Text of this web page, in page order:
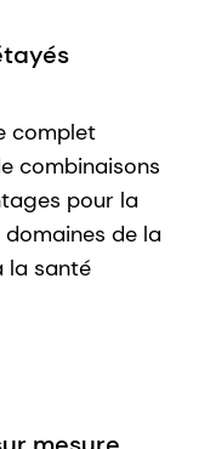
complet
combinaisons
pour la
de la
la santé